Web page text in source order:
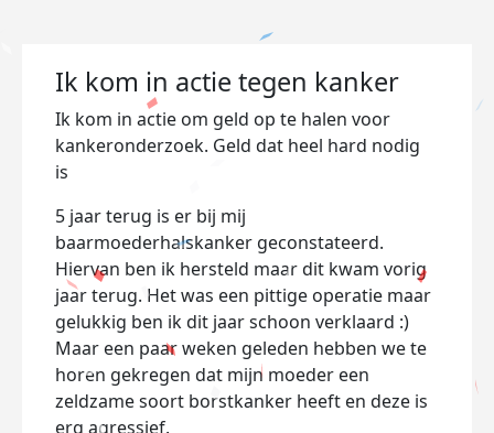
Ik kom in actie tegen kanker
Ik kom in actie om geld op te halen voor
kankeronderzoek. Geld dat heel hard nodig
is
5 jaar terug is er bij mij
baarmoederhalskanker geconstateerd.
Hiervan ben ik hersteld maar dit kwam vorig
jaar terug. Het was een pittige operatie maar
gelukkig ben ik dit jaar schoon verklaard :)
Maar een paar weken geleden hebben we te
horen gekregen dat mijn moeder een
zeldzame soort borstkanker heeft en deze is
erg agressief.